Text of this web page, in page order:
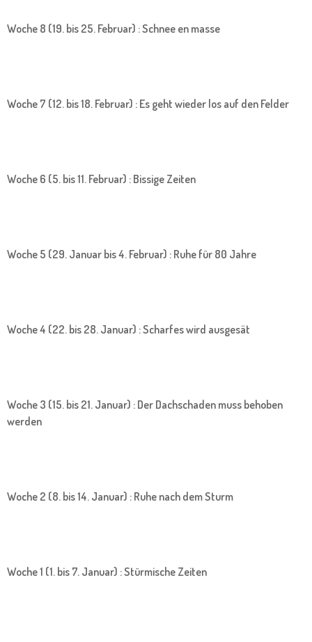
Woche 8 (19. bis 25. Februar) : Schnee en masse
Woche 7 (12. bis 18. Februar) : Es geht wieder los auf den Felder
Woche 6 (5. bis 11. Februar) : Bissige Zeiten
Woche 5 (29. Januar bis 4. Februar) : Ruhe für 80 Jahre
Woche 4 (22. bis 28. Januar) : Scharfes wird ausgesät
Woche 3 (15. bis 21. Januar) : Der Dachschaden muss behoben
werden
Woche 2 (8. bis 14. Januar) : Ruhe nach dem Sturm
Woche 1 (1. bis 7. Januar) : Stürmische Zeiten